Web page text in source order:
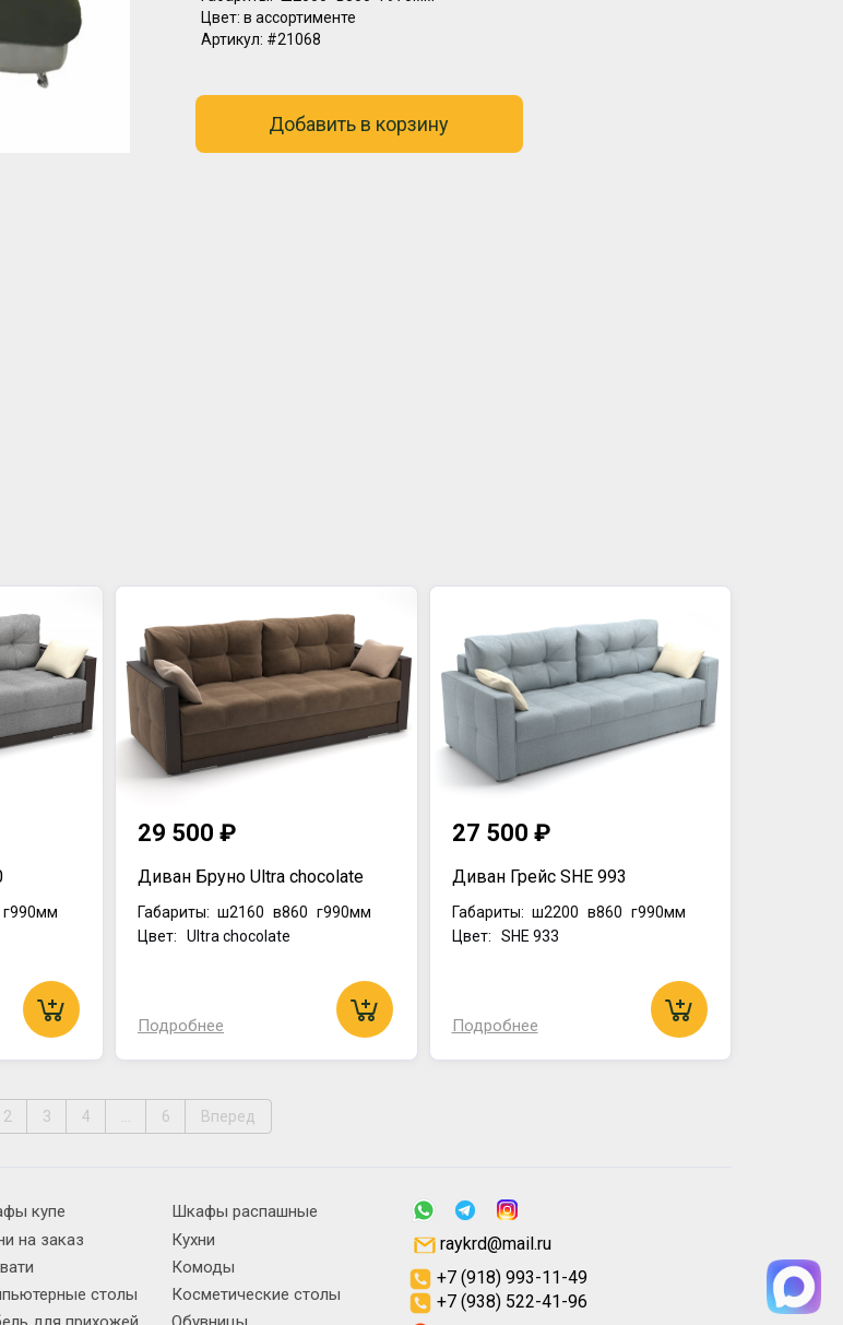
Цвет: в ассортименте
Артикул: #21068
Добавить в корзину
г990мм
29 500 ₽
Диван Бруно Ultra chocolate
Габариты: ш2160 в860 г990мм
Цвет: Ultra chocolate
Подробнее
27 500 ₽
Диван Грейс SHE 993
Габариты: ш2200 в860 г990мм
Цвет: SHE 933
Подробнее
2 3 4 6 Вперед
купе
Шкафы распашные
на заказ
Кухни
Комоды
столы
Косметические столы
+7 (918) 993-11-49
+7 (938) 522-41-96
raykrd@mail.ru